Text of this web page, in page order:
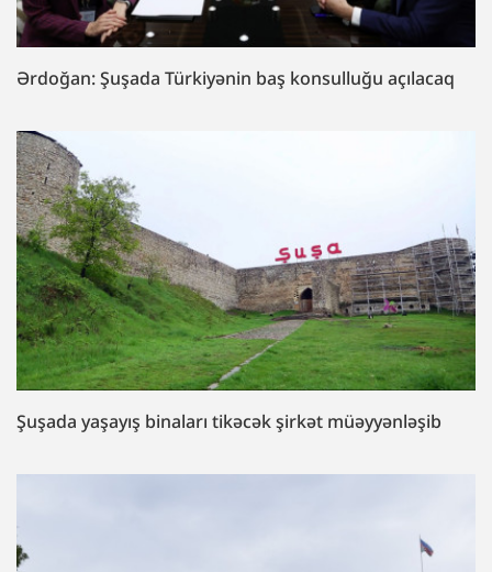
Ərdoğan: Şuşada Türkiyənin baş konsulluğu açılacaq
Şuşada yaşayış binaları tikəcək şirkət müəyyənləşib